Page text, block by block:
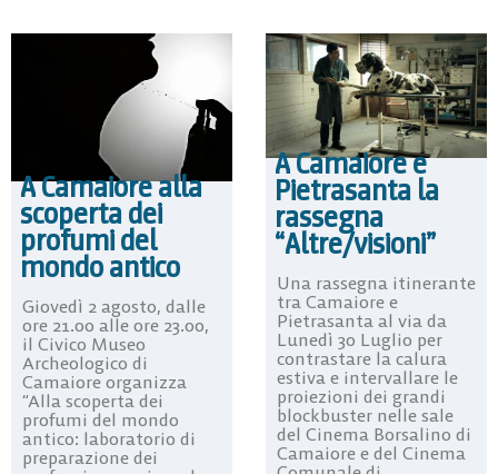
A Camaiore alla
scoperta dei
profumi del
mondo antico
Giovedì 2 agosto, dalle
ore 21.00 alle ore 23.00,
il Civico Museo
Archeologico di
Camaiore organizza
“Alla scoperta dei
profumi del mondo
antico: laboratorio di
preparazione dei
A Camaiore e
Pietrasanta la
rassegna
“Altre/visioni”
Una rassegna itinerante
tra Camaiore e
Pietrasanta al via da
Lunedì 30 Luglio per
contrastare la calura
estiva e intervallare le
proiezioni dei grandi
blockbuster nelle sale
del Cinema Borsalino di
Camaiore e del Cinema